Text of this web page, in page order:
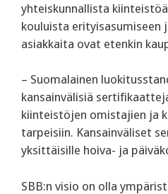
yhteiskunnallista
kouluista erityisasumiseen
asiakkaita ovat etenkin
– Suomalainen
kansainvälisiä
kiinteistöjen omistajien ja
tarpeisiin. Kansainväliset
yksittäisille hoiva- ja
SBB:n visio on olla